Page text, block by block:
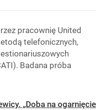
pracownię United
telefonicznych,
Badana próba
„Doba na ogarnięcie